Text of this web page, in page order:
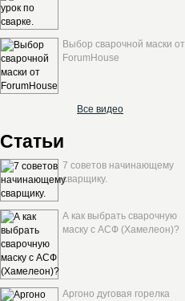
Выбор сварочной маски от
ForumHouse
Все видео
Статьи
7 советов начинающему
сварщику.
А как выбрать сварочную
маску с АСФ (Хамелеон)?
Аргоно дуговая горелка